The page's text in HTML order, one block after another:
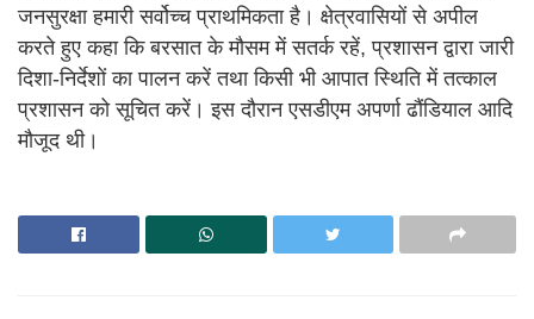
जनसुरक्षा हमारी सर्वोच्च प्राथमिकता है। क्षेत्रवासियों से अपील
करते हुए कहा कि बरसात के मौसम में सतर्क रहें, प्रशासन द्वारा जारी
दिशा-निर्देशों का पालन करें तथा किसी भी आपात स्थिति में तत्काल
प्रशासन को सूचित करें। इस दौरान एसडीएम अपर्णा ढौंडियाल आदि
मौजूद थी।